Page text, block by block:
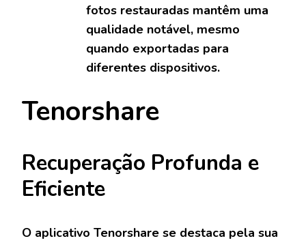
fotos restauradas mantêm uma
qualidade notável, mesmo
quando exportadas para
diferentes dispositivos.
Tenorshare
Recuperação Profunda e
Eficiente
O aplicativo Tenorshare se destaca pela sua